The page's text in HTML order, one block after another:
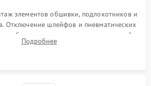
элементов обшивки, подлокотников и
Отключение шлейфов и пневматических
безопасного доступа к материнской
моторам и каретке массажного
Подробнее